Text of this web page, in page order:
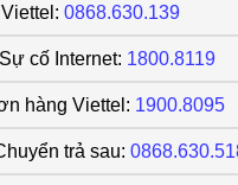
0868.630.139
cố Internet: 1800.8119
hàng Viettel: 1900.8095
trả sau: